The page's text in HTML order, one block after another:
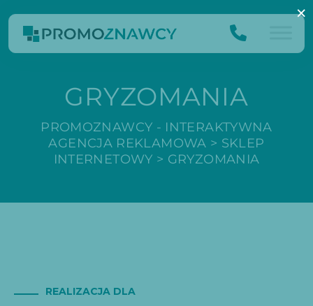
GRYZOMANIA
PROMOZNAWCY - INTERAKTYWNA
AGENCJA REKLAMOWA > SKLEP
INTERNETOWY > GRYZOMANIA
REALIZACJA DLA
×